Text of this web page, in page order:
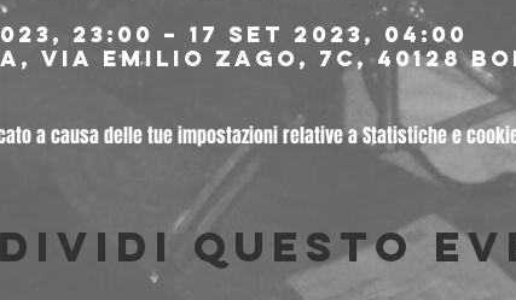
23:00 – 17 set 2023, 04:00
Via Emilio Zago, 7c, 40128
a causa delle tue impostazioni relative a Statistiche e
questo